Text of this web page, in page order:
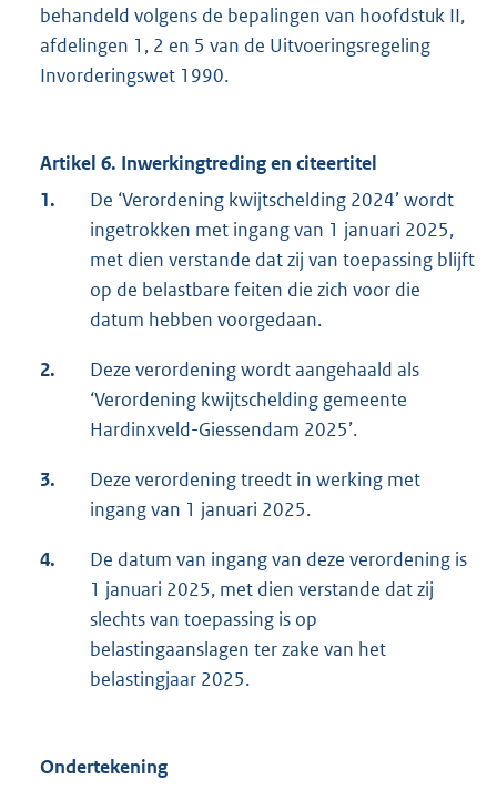
behandeld volgens de bepalingen van hoofdstuk II,
afdelingen 1, 2 en 5 van de Uitvoeringsregeling
Invorderingswet 1990.
Artikel 6. Inwerkingtreding en citeertitel
1.
De ‘Verordening kwijtschelding 2024’ wordt
ingetrokken met ingang van 1 januari 2025,
met dien verstande dat zij van toepassing blijft
op de belastbare feiten die zich voor die
datum hebben voorgedaan.
2.
Deze verordening wordt aangehaald als
‘Verordening kwijtschelding gemeente
Hardinxveld-Giessendam 2025’.
3.
Deze verordening treedt in werking met
ingang van 1 januari 2025.
4.
De datum van ingang van deze verordening is
1 januari 2025, met dien verstande dat zij
slechts van toepassing is op
belastingaanslagen ter zake van het
belastingjaar 2025.
Ondertekening